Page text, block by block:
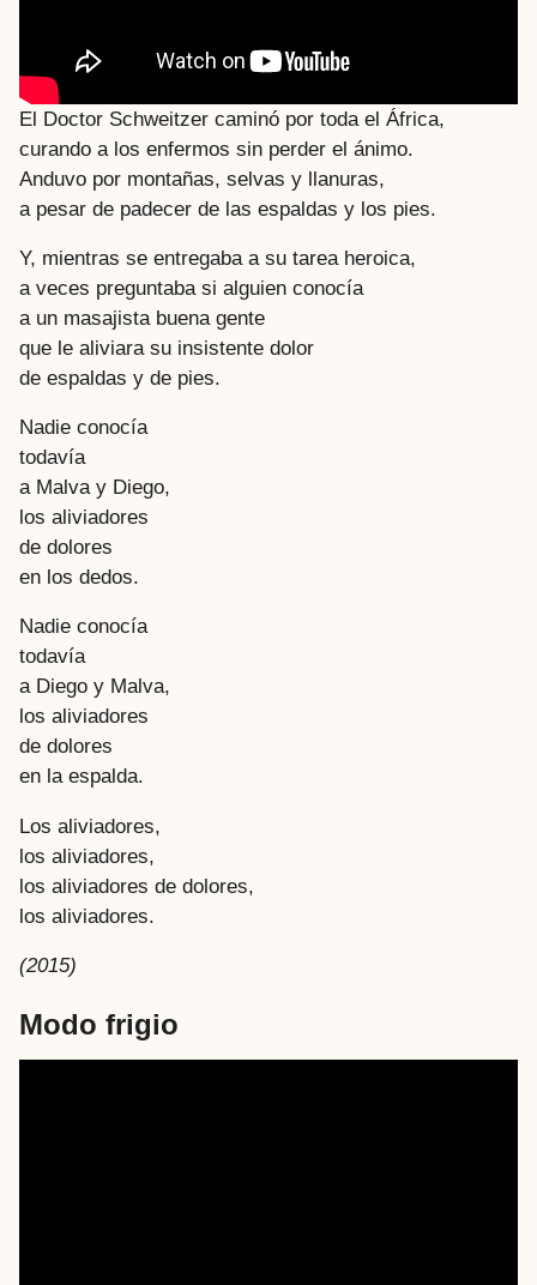
El Doctor Schweitzer caminó por toda el África,
curando a los enfermos sin perder el ánimo.
Anduvo por montañas, selvas y llanuras,
a pesar de padecer de las espaldas y los pies.
Y, mientras se entregaba a su tarea heroica,
a veces preguntaba si alguien conocía
a un masajista buena gente
que le aliviara su insistente dolor
de espaldas y de pies.
Nadie conocía
todavía
a Malva y Diego,
los aliviadores
de dolores
en los dedos.
Nadie conocía
todavía
a Diego y Malva,
los aliviadores
de dolores
en la espalda.
Los aliviadores,
los aliviadores,
los aliviadores de dolores,
los aliviadores.
(2015)
Modo frigio